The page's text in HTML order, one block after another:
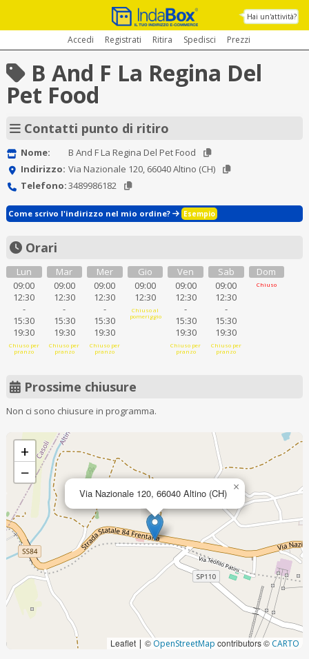
Hai un'attività?
Accedi Registrati Ritira Spedisci Prezzi
B And F La Regina Del
Pet Food
Contatti punto di ritiro
Nome:
B And F La Regina Del Pet Food
Indirizzo: Via Nazionale 120, 66040 Altino (CH)
Telefono:3489986182
Come scrivo l'indirizzo nel mio ordine? Esempio
Orari
Lun
09:00
12:30
-
15:30
19:30
Chiuso per
pranzo
Mar
09:00
12:30
-
15:30
19:30
Chiuso per
pranzo
Mer
09:00
12:30
-
15:30
19:30
Chiuso per
pranzo
Gio
09:00
12:30
Chiuso al
pomeriggio
Ven
09:00
12:30
-
15:30
19:30
Chiuso per
pranzo
Sab
09:00
12:30
-
15:30
19:30
Chiuso per
pranzo
Dom
Chiuso
Prossime chiusure
Non ci sono chiusure in programma.
Via Nazionale 120, 66040 Altino (CH) ×
+
−
Leaflet | © OpenStreetMap contributors © CARTO